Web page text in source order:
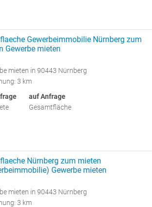
Gewerbeimmobilie Nürnberg zum
Gewerbe mieten
mieten in 90443 Nürnberg
3 km
auf Anfrage
Gesamtfläche
Nürnberg zum mieten
Gewerbe mieten
mieten in 90443 Nürnberg
3 km